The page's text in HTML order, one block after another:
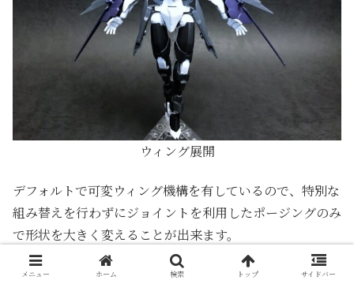
ウィング展開
デフォルトで可変ウィング機構を有しているので、特別な
組み替えを行わずにジョイントを利用したポージングのみ
で形状を大きく変えることが出来ます。
刺々しいシルエットはヒール感を演出し、強者のオーラが
メニュー ホーム 検索 トップ サイドバー